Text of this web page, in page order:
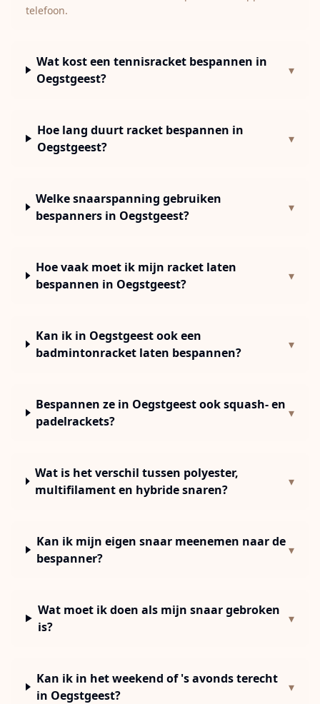
telefoon.
Wat kost een tennisracket bespannen in
Oegstgeest?
▾
Hoe lang duurt racket bespannen in
Oegstgeest?
▾
Welke snaarspanning gebruiken
bespanners in Oegstgeest?
▾
Hoe vaak moet ik mijn racket laten
bespannen in Oegstgeest?
▾
Kan ik in Oegstgeest ook een
badmintonracket laten bespannen?
▾
Bespannen ze in Oegstgeest ook squash- en
padelrackets?
▾
Wat is het verschil tussen polyester,
multifilament en hybride snaren?
▾
Kan ik mijn eigen snaar meenemen naar de
bespanner?
▾
Wat moet ik doen als mijn snaar gebroken
is?
▾
Kan ik in het weekend of 's avonds terecht
in Oegstgeest?
▾